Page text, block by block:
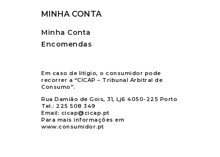
MINHA CONTA
Minha Conta
Encomendas
Em caso de litígio, o consumidor pode
recorrer a “CICAP – Tribunal Arbitral de
Consumo”.
Rua Damião de Gois, 31, Lj6 4050-225 Porto
Tel.: 225 508 349
Email: cicap@cicap.pt
Para mais informações em
www.consumidor.pt